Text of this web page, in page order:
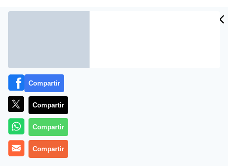
Más información
Compartir
Compartir
Compartir
Compartir